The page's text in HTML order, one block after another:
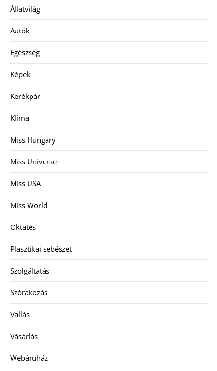
Állatvilág
Autók
Egészség
Képek
Kerékpár
Klíma
Miss Hungary
Miss Universe
Miss USA
Miss World
Oktatés
Plasztikai sebészet
Szolgáltatás
Szórakozás
Vallás
Vásárlás
Webáruház